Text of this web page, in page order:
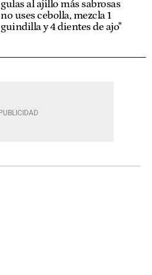
gulas al ajillo más sabrosas
no uses cebolla, mezcla 1
guindilla y 4 dientes de ajo"